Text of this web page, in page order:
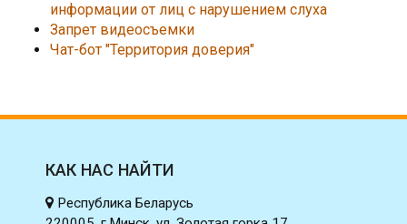
информации от лиц с нарушением слуха
Запрет видеосъемки
Чат-бот "Территория доверия"
КАК НАС НАЙТИ
Республика Беларусь